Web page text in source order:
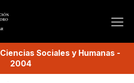
Ciencias Sociales y Humanas-
2004